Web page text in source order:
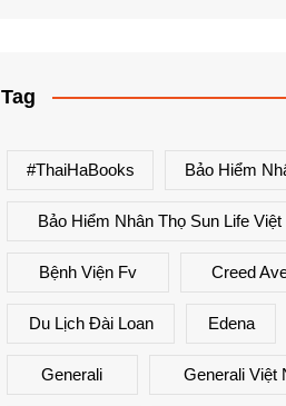
Tag
#ThaiHaBooks Bảo Hiểm
Bảo Hiểm Nhân Thọ Sun Life Việt
Bệnh Viện Fv Creed
Du Lịch Đài Loan Edena
Generali Generali Việt